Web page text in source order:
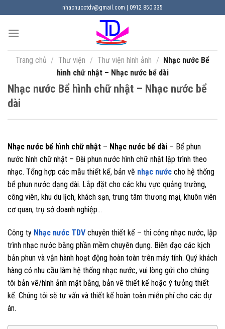
đến
nhacnuoctdv@gmail.com | 0912 850 335
Trang chủ / Thư viện / Thư viện hình ảnh / Nhạc nước Bể
hình chữ nhật – Nhạc nước bể dài
Nhạc nước Bể hình chữ nhật – Nhạc nước bể
dài
Nhạc nước bể hình chữ nhật – Nhạc nước bể dài – Bể phun
nước hình chữ nhật – Đài phun nước hình chữ nhật lập trình theo
nhạc. Tổng hợp các mẫu thiết kế, bản vẽ nhạc nước cho hệ thống
bể phun nước dạng dài. Lắp đặt cho các khu vực quảng trường,
công viên, khu du lịch, khách sạn, trung tâm thương mại, khuôn viên
cơ quan, trụ sở doanh nghiệp…
Công ty Nhạc nước TDV chuyên thiết kế – thi công nhạc nước, lập
trình nhạc nước bằng phần mềm chuyên dụng. Biên đạo các kịch
bản phun và vận hành hoạt động hoàn toàn trên máy tính. Quý khách
hàng có nhu cầu làm hệ thống nhạc nước, vui lòng gửi cho chúng
tôi bản vẽ/hình ảnh mặt bằng, bản vẽ thiết kế hoặc ý tưởng thiết
kế. Chúng tôi sẽ tư vấn và thiết kế hoàn toàn miễn phí cho các dự
án.